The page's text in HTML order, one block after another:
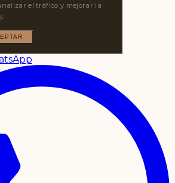
el tráfico y mejorar la